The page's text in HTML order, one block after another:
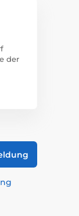
der